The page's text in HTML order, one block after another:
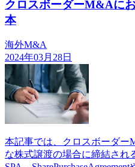
クロスボーダーM&Aに
本
海外M&A
2024年03月28日
本記事では、クロスボーダー
な株式譲渡の場合に締結され